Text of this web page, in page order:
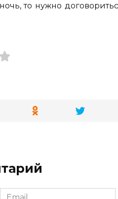
то нужно
Email